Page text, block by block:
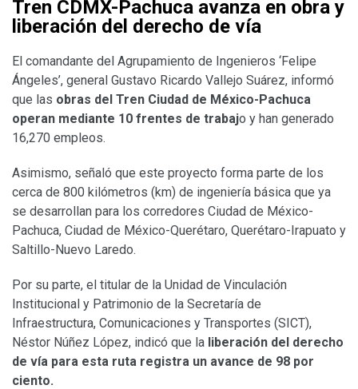
Tren CDMX-Pachuca avanza en obra y
liberación del derecho de vía
El comandante del Agrupamiento de Ingenieros ‘Felipe
Ángeles’, general Gustavo Ricardo Vallejo Suárez, informó
que las obras del Tren Ciudad de México-Pachuca
operan mediante 10 frentes de trabajo y han generado
16,270 empleos.
Asimismo, señaló que este proyecto forma parte de los
cerca de 800 kilómetros (km) de ingeniería básica que ya
se desarrollan para los corredores Ciudad de México-
Pachuca, Ciudad de México-Querétaro, Querétaro-Irapuato y
Saltillo-Nuevo Laredo.
Por su parte, el titular de la Unidad de Vinculación
Institucional y Patrimonio de la Secretaría de
Infraestructura, Comunicaciones y Transportes (SICT),
Néstor Núñez López, indicó que la liberación del derecho
de vía para esta ruta registra un avance de 98 por
ciento.